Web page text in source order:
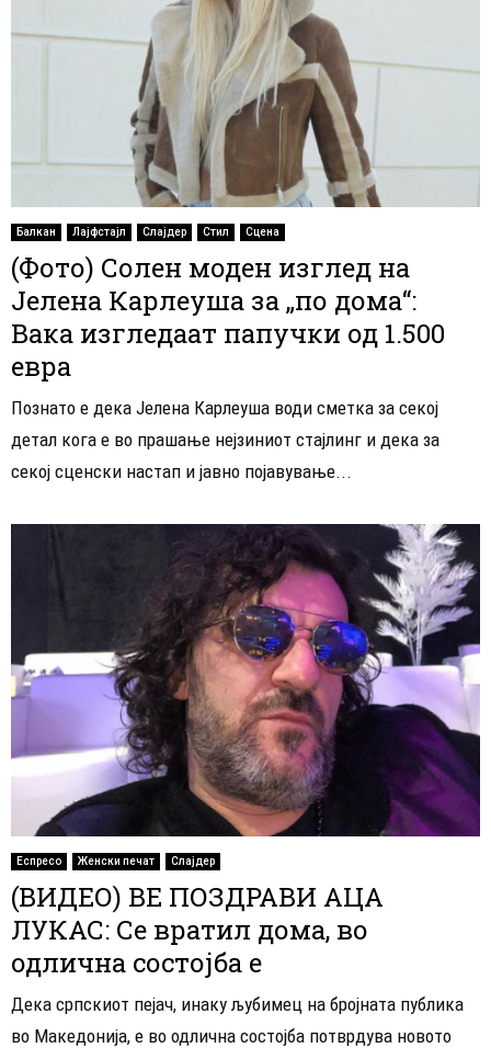
Балкан Лајфстајл Слајдер Стил Сцена
(Фото) Солен моден изглед на
Јелена Карлеуша за „по дома“:
Вака изгледаат папучки од 1.500
евра
Познато е дека Јелена Карлеуша води сметка за секој
детал кога е во прашање нејзиниот стајлинг и дека за
секој сценски настап и јавно појавување...
Еспресо Женски печат Слајдер
(ВИДЕО) ВЕ ПОЗДРАВИ АЦА
ЛУКАС: Се вратил дома, во
одлична состојба е
Дека српскиот пејач, инаку љубимец на бројната публика
во Македонија, е во одлична состојба потврдува новото